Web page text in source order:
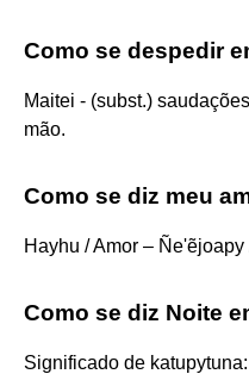
Como se despedir
Maitei - (subst.)
mão.
Como se diz meu
Hayhu / Amor – Ñe'ẽjoapy
Como se diz Noite
Significado de